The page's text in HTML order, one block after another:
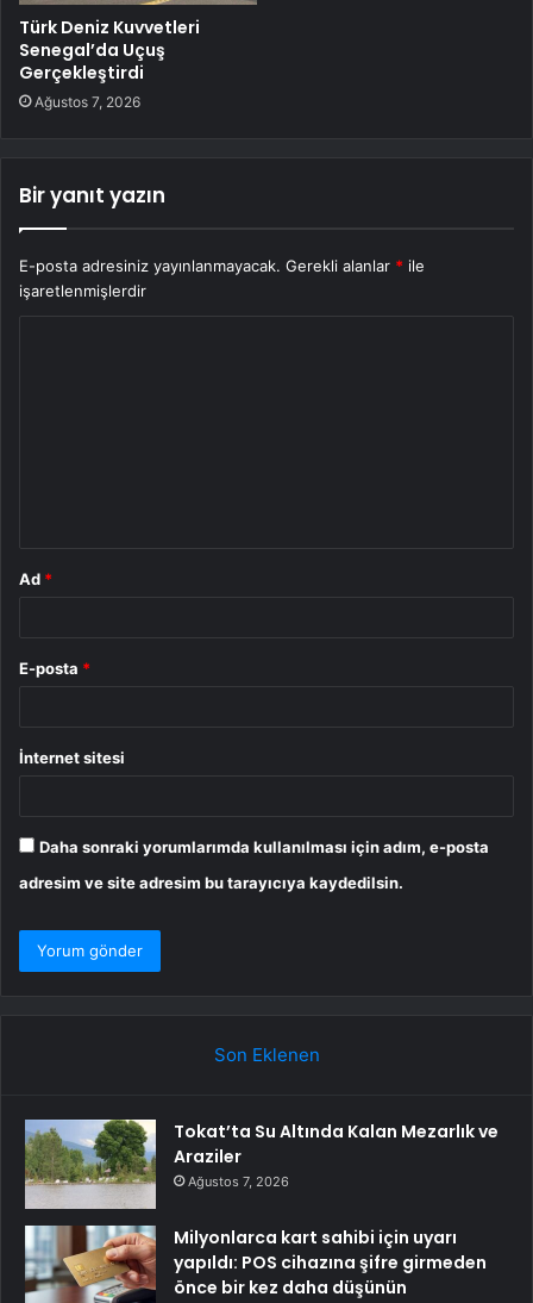
Türk Deniz Kuvvetleri
Senegal’da Uçuş
Gerçekleştirdi
Ağustos 7, 2026
Bir yanıt yazın
E-posta adresiniz yayınlanmayacak. Gerekli alanlar * ile
işaretlenmişlerdir
Ad *
E-posta *
İnternet sitesi
Daha sonraki yorumlarımda kullanılması için adım, e-posta
adresim ve site adresim bu tarayıcıya kaydedilsin.
Son Eklenen
Tokat’ta Su Altında Kalan Mezarlık ve
Araziler
Ağustos 7, 2026
Milyonlarca kart sahibi için uyarı
yapıldı: POS cihazına şifre girmeden
önce bir kez daha düşünün